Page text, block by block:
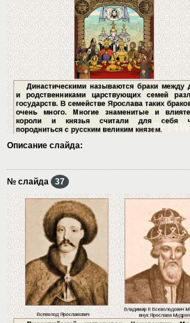
Описание слайда:
№ слайда 37